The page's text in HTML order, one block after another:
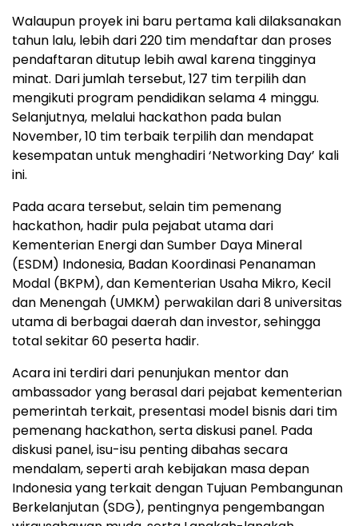
Walaupun proyek ini baru pertama kali dilaksanakan
tahun lalu, lebih dari 220 tim mendaftar dan proses
pendaftaran ditutup lebih awal karena tingginya
minat. Dari jumlah tersebut, 127 tim terpilih dan
mengikuti program pendidikan selama 4 minggu.
Selanjutnya, melalui hackathon pada bulan
November, 10 tim terbaik terpilih dan mendapat
kesempatan untuk menghadiri ‘Networking Day’ kali
ini.
Pada acara tersebut, selain tim pemenang
hackathon, hadir pula pejabat utama dari
Kementerian Energi dan Sumber Daya Mineral
(ESDM) Indonesia, Badan Koordinasi Penanaman
Modal (BKPM), dan Kementerian Usaha Mikro, Kecil
dan Menengah (UMKM) perwakilan dari 8 universitas
utama di berbagai daerah dan investor, sehingga
total sekitar60 peserta hadir.
Acara ini terdiri dari penunjukan mentor dan
ambassador yang berasal dari pejabat kementerian
pemerintah terkait, presentasi model bisnis dari tim
pemenang hackathon, serta diskusi panel. Pada
diskusi panel, isu-isu penting dibahas secara
mendalam, seperti arah kebijakan masa depan
Indonesia yang terkait dengan Tujuan Pembangunan
Berkelanjutan (SDG), pentingnya pengembangan